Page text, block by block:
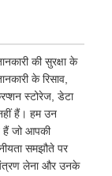
की सुरक्षा के
के रिसाव,
स्टोरेज, डेटा
हैं। हम उन
हैं जो आपकी
समझौते पर
लेना और उनके